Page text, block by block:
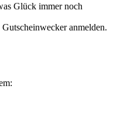
Glück immer noch
Gutscheinweckeranmelden.